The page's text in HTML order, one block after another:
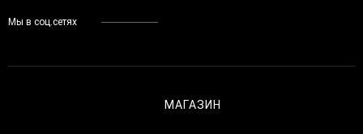
Мы в соц.сетях
МАГАЗИН